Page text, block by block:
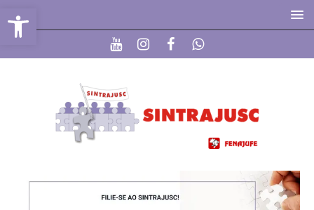
Abrir a barra de ferramentas